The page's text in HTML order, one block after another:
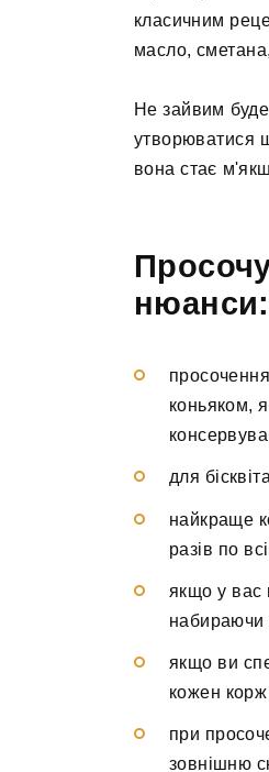
класичним
масло,
Не зайвим буде
утворюватися
вона стає
нюанси:
коньяком,
для
найкраще
разів по
якщо у вас
набираючи
якщо ви
кожен корж
при
зовнішню